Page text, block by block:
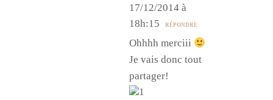
17/12/2014 à
18h:15
RÉPONDRE
Ohhhh merciii
Je vais donc tout
partager!
1